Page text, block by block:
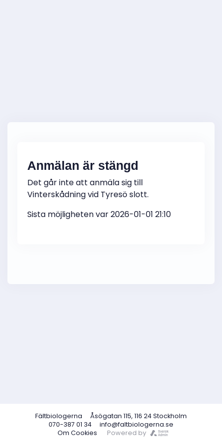
Anmälan är stängd
Det går inte att anmäla sig till
Vinterskådning vid Tyresö slott.
Sista möjligheten var 2026-01-01 21:10
Om Cookies Powered by
Fältbiologerna
Åsögatan 115, 116 24 Stockholm
070-387 01 34
info@faltbiologerna.se